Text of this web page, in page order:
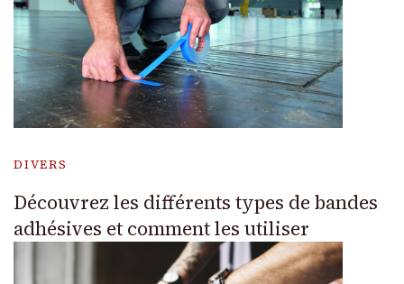
DIVERS
Découvrez les différents types de bandes
adhésives et comment les utiliser